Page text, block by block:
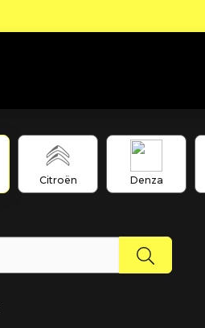
Citroën Denza